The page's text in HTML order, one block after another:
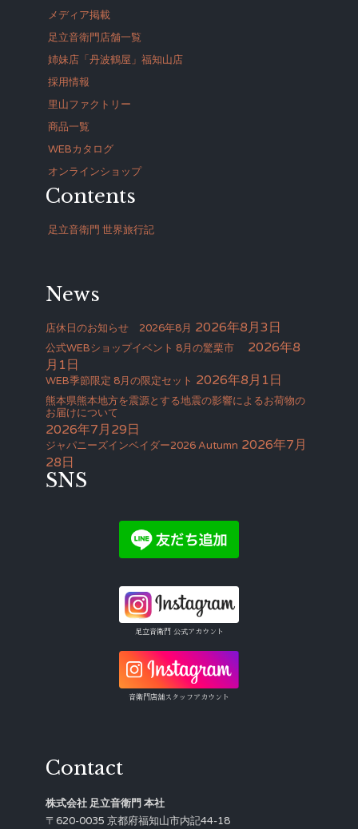
メディア掲載
足立音衛門店舗一覧
姉妹店「丹波鶴屋」福知山店
採用情報
里山ファクトリー
商品一覧
WEBカタログ
オンラインショップ
Contents
足立音衛門 世界旅行記
News
店休日のお知らせ 2026年8月 2026年8月3日
公式WEBショップイベント 8月の驚栗市
2026年8
月1日
WEB季節限定 8月の限定セット 2026年8月1日
熊本県熊本地方を震源とする地震の影響によるお荷物の
お届けについて
2026年7月29日
ジャパニーズインベイダー2026 Autumn 2026年7月
28日
SNS
足立音衛門 公式アカウント
音衛門店舗スタッフアカウント
Contact
株式会社 足立音衛門 本社
〒620-0035 京都府福知山市内記44-18